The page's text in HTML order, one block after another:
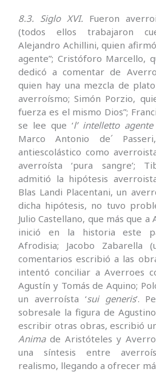
8.3. Siglo XVI. Fueron
(todos ellos trabajaron
Alejandro Achillini, quien
agente”; Cristóforo Marcello,
dedicó a comentar de
quien hay una mezcla de
averroísmo; Simón Porzio,
fuerza es el mismo Dios”;
se lee que ‘l’ intelletto
Marco Antonio de´
antiescolástico como
averroísta ‘pura sangre’;
admitió la hipótesis
Blas Landi Placentani, un
dicha hipótesis, no tuvo
Julio Castellano, que más que
inició en la historia este
Afrodisia; Jacobo Zabarella
comentarios escribió a las
intentó conciliar a Averroes
Agustín y Tomás de Aquino;
un averroísta ‘sui generis’.
sobresale la figura de
escribir otras obras, escribió
Animade Aristóteles y
una síntesis entre
realismo, llegando a ofrecer